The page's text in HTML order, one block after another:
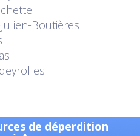
Boutières
de déperdition